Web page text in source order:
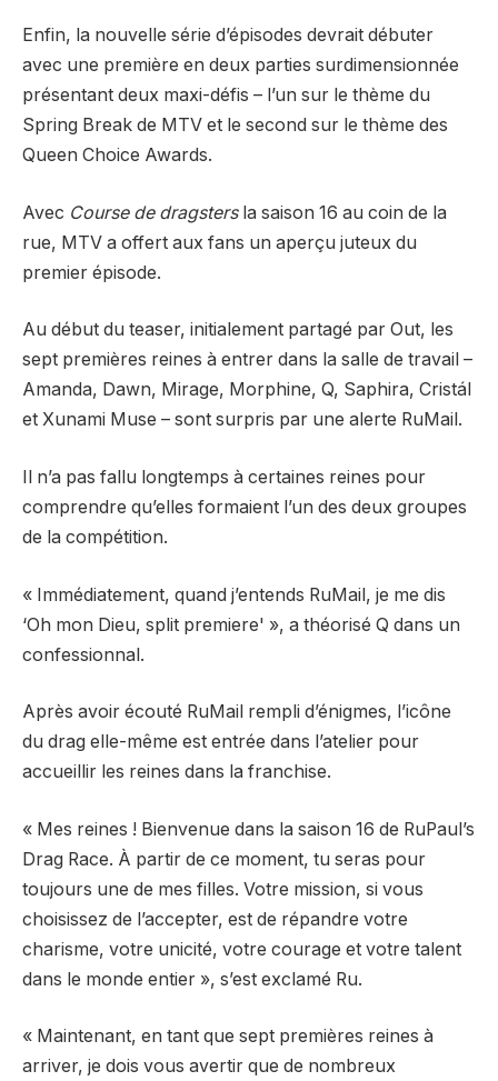
Enfin, la nouvelle série d’épisodes devrait débuter
avec une première en deux parties surdimensionnée
présentant deux maxi-défis – l’un sur le thème du
Spring Break de MTV et le second sur le thème des
Queen Choice Awards.
Avec Course de dragstersla saison 16 au coin de la
rue, MTV a offert aux fans un aperçu juteux du
premier épisode.
Au début du teaser, initialement partagé par Out, les
sept premières reines à entrer dans la salle de travail –
Amanda, Dawn, Mirage, Morphine, Q, Saphira, Cristál
et Xunami Muse – sont surpris par une alerte RuMail.
Il n’a pas fallu longtemps à certaines reines pour
comprendre qu’elles formaient l’un des deux groupes
de la compétition.
« Immédiatement, quand j’entends RuMail, je me dis
‘Oh mon Dieu, split premiere' », a théorisé Q dans un
confessionnal.
Après avoir écouté RuMail rempli d’énigmes, l’icône
du drag elle-même est entrée dans l’atelier pour
accueillir les reines dans la franchise.
« Mes reines ! Bienvenue dans la saison 16 de RuPaul’s
Drag Race. À partir de ce moment, tu seras pour
toujours une de mes filles. Votre mission, si vous
choisissez de l’accepter, est de répandre votre
charisme, votre unicité, votre courage et votre talent
dans le monde entier », s’est exclamé Ru.
« Maintenant, en tant que sept premières reines à
arriver, je dois vous avertir que de nombreux